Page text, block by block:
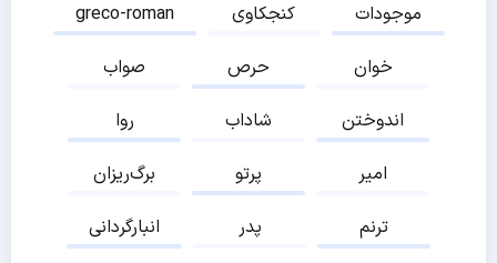
greco-roman
کنجکاوی
موجودات
صواب
حرص
خوان
روا
شاداب
اندوختن
برگ‌ریزان
پرتو
امیر
انبارگردانی
پدر
ترنم